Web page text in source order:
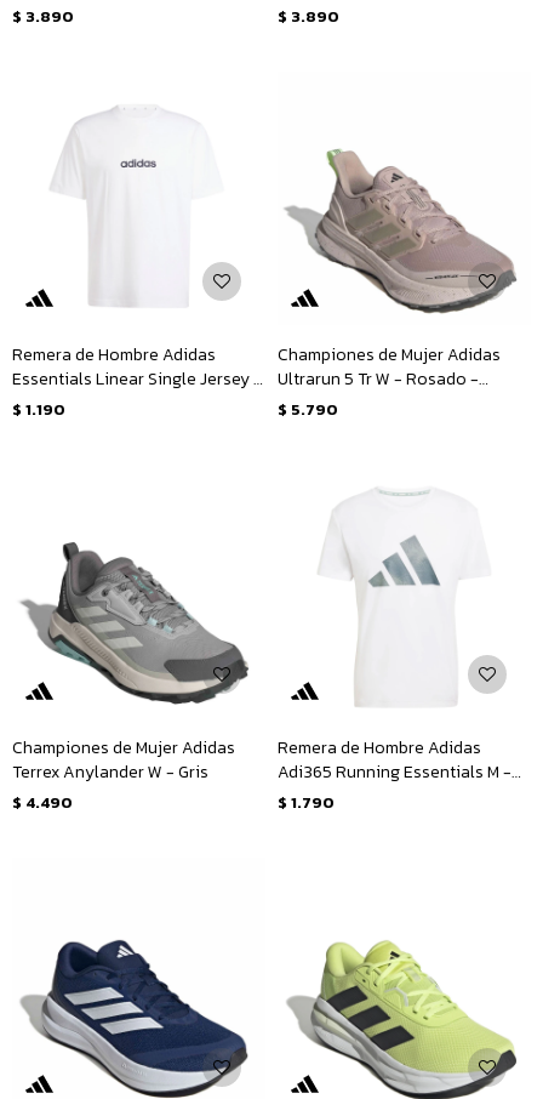
$ 3.890
Rosa
$ 3.890
Remera de Hombre Adidas
Essentials Linear Single Jersey M
- Blanco - Negro
$ 1.190
Championes de Mujer Adidas
Ultrarun 5 Tr W - Rosado -
Rosado Viejo
$ 5.790
Championes de Mujer Adidas
Terrex Anylander W - Gris
$ 4.490
Remera de Hombre Adidas
Adi365 Running Essentials M -
Blanco - Plateado
$ 1.790